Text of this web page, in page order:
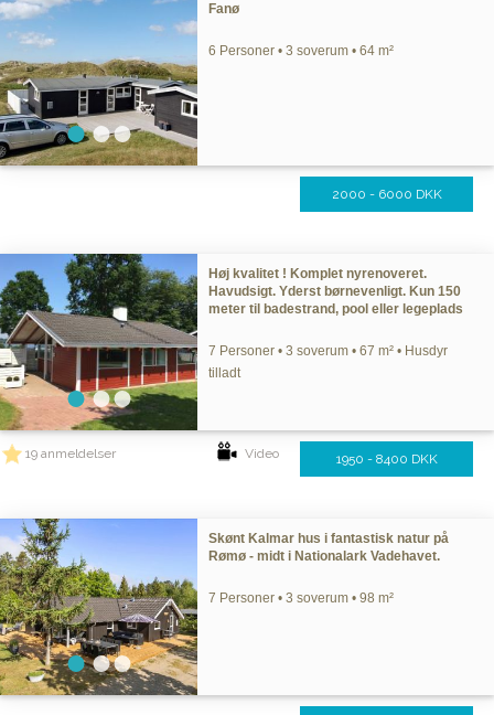
Fanø
6 Personer • 3 soverum • 64 m²
2000 - 6000 DKK
Høj kvalitet ! Komplet nyrenoveret.
Havudsigt. Yderst børnevenligt. Kun 150
meter til badestrand, pool eller legeplads
7 Personer • 3 soverum • 67 m² • Husdyr
tilladt
19 anmeldelser Video 1950 - 8400 DKK
Skønt Kalmar hus i fantastisk natur på
Rømø - midt i Nationalark Vadehavet.
7 Personer • 3 soverum • 98 m²